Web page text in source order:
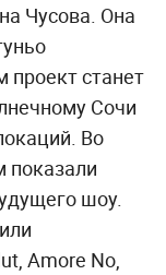
Чусова. Она
проект станет
Сочи
Во
показали
шоу.
Amore No,